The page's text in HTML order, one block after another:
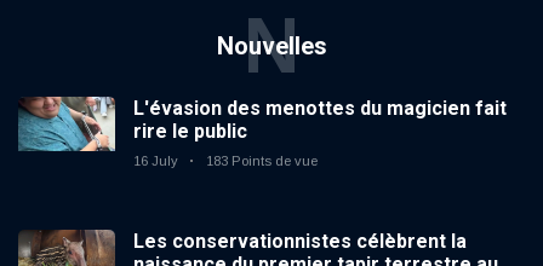
Nouvelles
N
L'évasion des menottes du magicien fait
rire le public
16 July 183 Points de vue
Les conservationnistes célèbrent la